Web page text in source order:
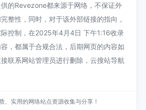
的Revezone都来源于网络，不保证外
整性，同时，对于该外部链接的指向，
控制，在2025年4月4日 下午1:16收录
，都属于合规合法，后期网页的内容如
联系网站管理员进行删除，云搜站导航
、实用的网络站点资源收集与分享！